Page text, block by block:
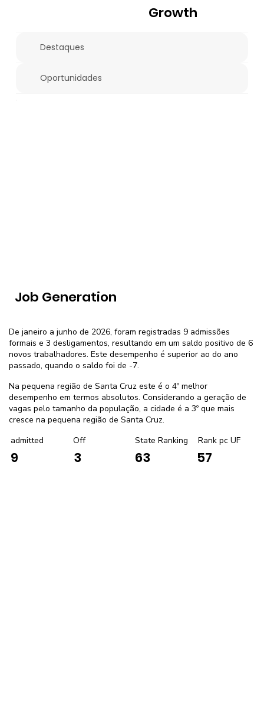
Growth
Destaques
Oportunidades
Job Generation
De janeiro a junho de 2026, foram registradas 9 admissões
formais e 3 desligamentos, resultando em um saldo positivo de 6
novos trabalhadores. Este desempenho é superior ao do ano
passado, quando o saldo foi de -7.
Na pequena região de Santa Cruz este é o 4º melhor
desempenho em termos absolutos. Considerando a geração de
vagas pelo tamanho da população, a cidade é a 3º que mais
cresce na pequena região de Santa Cruz.
admitted
9
Off
3
State Ranking
63
Rank pc UF
57